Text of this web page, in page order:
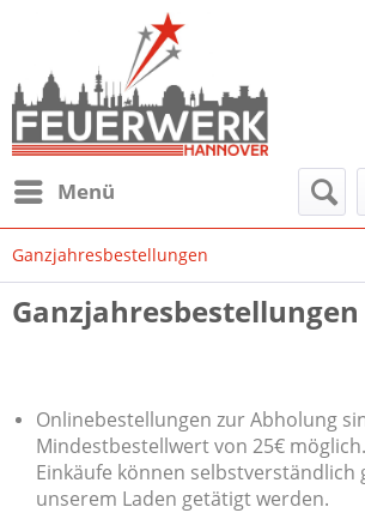
Menü
Ganzjahresbestellungen
Ganzjahresbestellungen
Onlinebestellungen zur Abholung
Mindestbestellwert von 25€
Einkäufe können selbstverständlich
unserem Laden getätigt werden.